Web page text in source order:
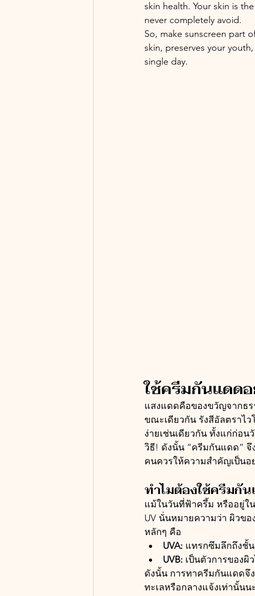
skin health. Your skin is
never completely avoid.
So, make sunscreen part
skin, preserves your
single day.
ใช้ครีมกันแดดอ
แสงแดดคือของขวัญจากธร
ขณะเดียวกัน รังสีอัลตราไว
ง่ายเช่นเดียวกัน ทั้งแก่ก่อ
วิธี! ดังนั้น “ครีมกันแดด”
คนควรให้ความสำคัญเป็นอ
ทำไมต้องใช้ครีมกั
แม้ในวันที่ฟ้าครึ้ม หรืออยู่ใ
UV นั่นหมายความว่า ผิวขอ
หลักๆ คือ
UVA: แทรกซึมลึกถึงชั้
UVB: เป็นตัวการของผิ
ดังนั้น การทาครีมกันแดดจึ
ทะเลหรือกลางแจ้งเท่านั้น